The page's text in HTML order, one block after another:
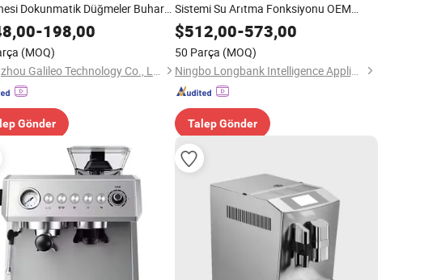
Dokunmatik Düğmeler Buhar
Barista Kahve Demleyici
-198,00
(MOQ)
Hangzhou Galileo Technology Co., Ltd.
Gönder
Sistemi Su Arıtma Fonksiyonu OEM
Hizmetleri Logo Özelleştirme
$512,00-573,00
50 Parça (MOQ)
Ningbo Longbank Intelligence Appliance Co., Ltd.
Talep Gönder